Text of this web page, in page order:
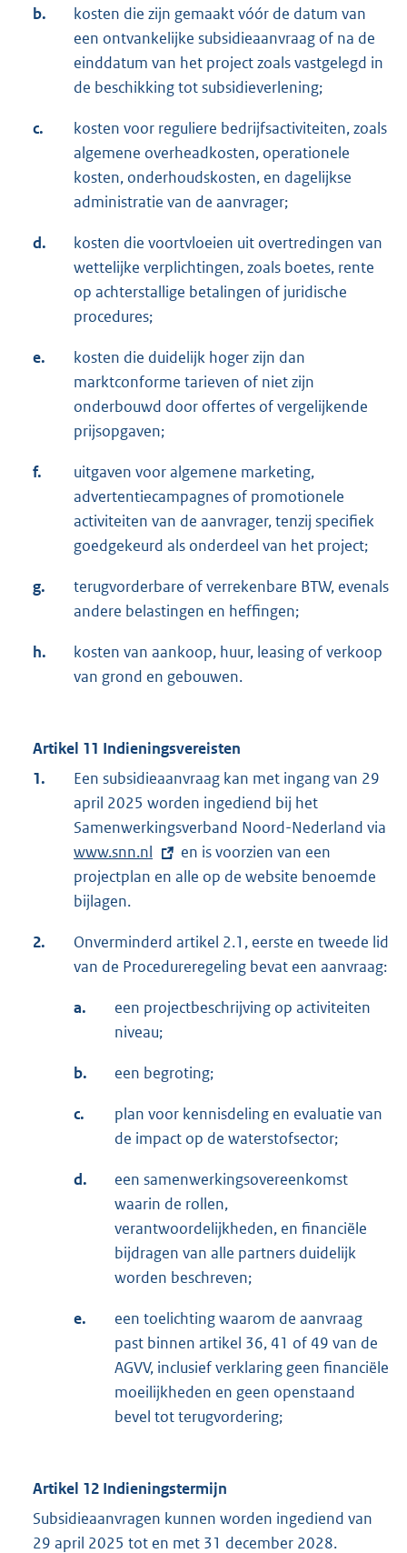
b.
kosten die zijn gemaakt vóór de datum van
een ontvankelijke subsidieaanvraag of na de
einddatum van het project zoals vastgelegd in
de beschikking tot subsidieverlening;
c.
kosten voor reguliere bedrijfsactiviteiten, zoals
algemene overheadkosten, operationele
kosten, onderhoudskosten, en dagelijkse
administratie van de aanvrager;
d.
kosten die voortvloeien uit overtredingen van
wettelijke verplichtingen, zoals boetes, rente
op achterstallige betalingen of juridische
procedures;
e.
kosten die duidelijk hoger zijn dan
marktconforme tarieven of niet zijn
onderbouwd door offertes of vergelijkende
prijsopgaven;
f.
uitgaven voor algemene marketing,
advertentiecampagnes of promotionele
activiteiten van de aanvrager, tenzij specifiek
goedgekeurd als onderdeel van het project;
g.
terugvorderbare of verrekenbare BTW, evenals
andere belastingen en heffingen;
h.
kosten van aankoop, huur, leasing of verkoop
van grond en gebouwen.
Artikel 11 Indieningsvereisten
1.
Een subsidieaanvraag kan met ingang van 29
april 2025 worden ingediend bij het
Samenwerkingsverband Noord-Nederland via
n
e
www.snn.nl
en is voorzien van een
projectplan en alle op de website benoemde
bijlagen.
2.
Onverminderd artikel 2.1, eerste en tweede lid
van de Procedureregeling bevat een aanvraag:
a.
een projectbeschrijving op activiteiten
niveau;
b. een begroting;
c.
plan voor kennisdeling en evaluatie van
de impact op de waterstofsector;
d.
een samenwerkingsovereenkomst
waarin de rollen,
verantwoordelijkheden, en financiële
bijdragen van alle partners duidelijk
worden beschreven;
e.
een toelichting waarom de aanvraag
past binnen artikel 36, 41 of 49 van de
AGVV, inclusief verklaring geen financiële
moeilijkheden en geen openstaand
bevel tot terugvordering;
Artikel 12 Indieningstermijn
Subsidieaanvragen kunnen worden ingediend van
29 april 2025 tot en met 31 december 2028.